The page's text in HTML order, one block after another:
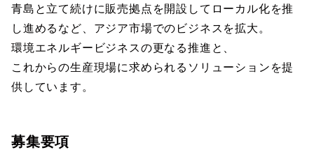
青島と立て続けに販売拠点を開設してローカル化を推
し進めるなど、アジア市場でのビジネスを拡大。
環境エネルギービジネスの更なる推進と、
これからの生産現場に求められるソリューションを提
供しています。
募集要項